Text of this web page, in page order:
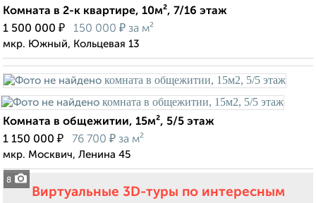
Комната в 2-к квартире, 10м², 7/16 этаж
1 500 000 ₽ 150 000 ₽ за м²
мкр. Южный, Кольцевая 13
8
Комната в общежитии, 15м², 5/5 этаж
1 150 000 ₽ 76 700 ₽ за м²
мкр. Москвич, Ленина 45
Виртуальные 3D-туры по интересным